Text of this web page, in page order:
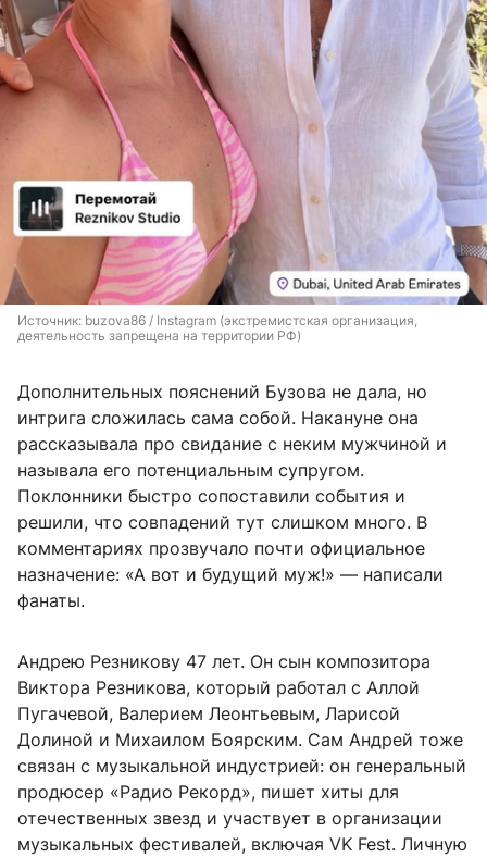
Источник: buzova86 / Instagram (экстремистская организация,
деятельность запрещена на территории РФ)
Дополнительных пояснений Бузова не дала, но
интрига сложилась сама собой. Накануне она
рассказывала про свидание с неким мужчиной и
называла его потенциальным супругом.
Поклонники быстро сопоставили события и
решили, что совпадений тут слишком много. В
комментариях прозвучало почти официальное
назначение: «А вот и будущий муж!» — написали
фанаты.
Андрею Резникову 47 лет. Он сын композитора
Виктора Резникова, который работал с Аллой
Пугачевой, Валерием Леонтьевым, Ларисой
Долиной и Михаилом Боярским. Сам Андрей тоже
связан с музыкальной индустрией: он генеральный
продюсер «Радио Рекорд», пишет хиты для
отечественных звезд и участвует в организации
музыкальных фестивалей, включая VK Fest. Личную